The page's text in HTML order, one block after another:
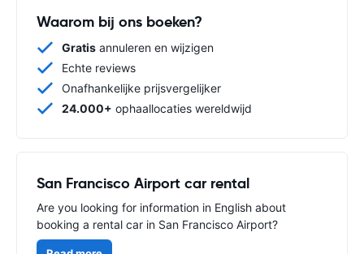
Waarom bij ons boeken?
Gratis annuleren en wijzigen
Echte reviews
Onafhankelijke prijsvergelijker
24.000+ ophaallocaties wereldwijd
San Francisco Airport car rental
Are you looking for information in English about
booking a rental car in San Francisco Airport?